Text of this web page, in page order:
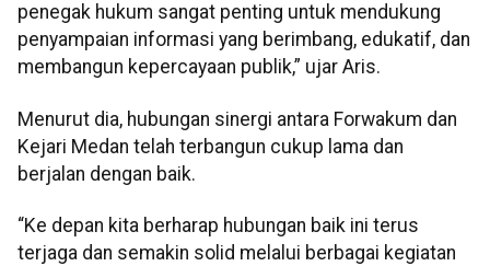
penegak hukum sangat penting untuk mendukung
penyampaian informasi yang berimbang, edukatif, dan
membangun kepercayaan publik,” ujar Aris.
Menurut dia, hubungan sinergi antara Forwakum dan
Kejari Medan telah terbangun cukup lama dan
berjalan dengan baik.
“Ke depan kita berharap hubungan baik ini terus
terjaga dan semakin solid melalui berbagai kegiatan